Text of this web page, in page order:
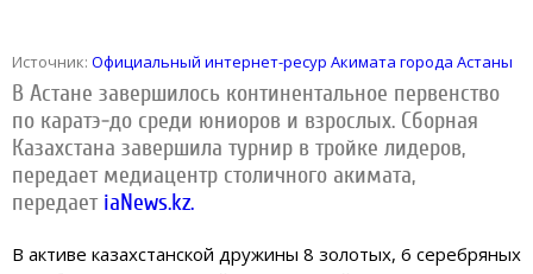
Источник: Официальный интернет-ресур Акимата города Астаны
В Астане завершилось континентальное первенство
по каратэ-до среди юниоров и взрослых. Сборная
Казахстана завершила турнир в тройке лидеров,
передает медиацентр столичного акимата,
передает iaNews.kz.
В активе казахстанской дружины 8 золотых, 6 серебряных